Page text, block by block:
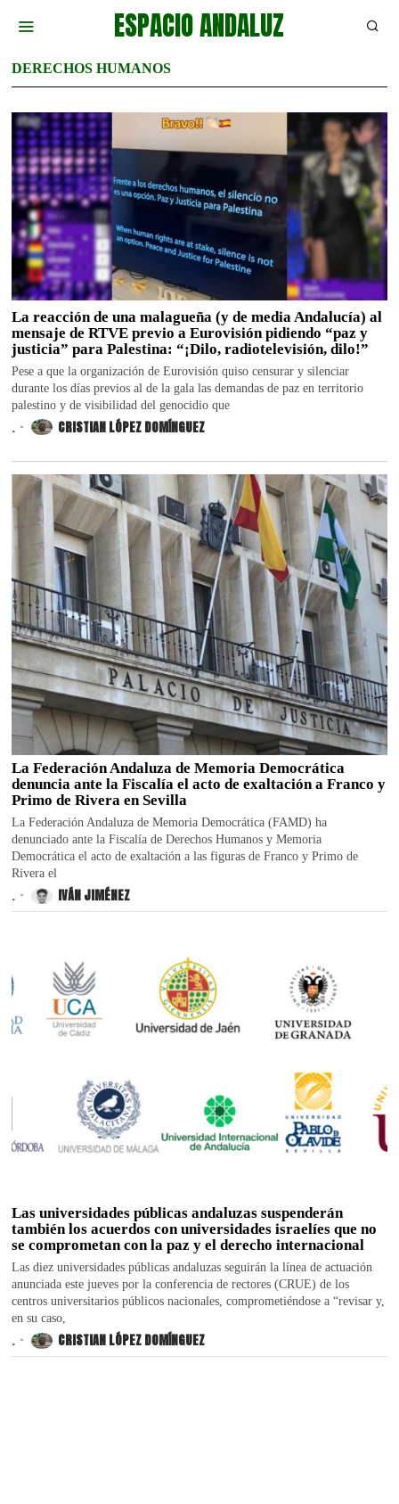
ESPACIO ANDALUZ
DERECHOS HUMANOS
La reacción de una malagueña (y de media Andalucía) al
mensaje de RTVE previo a Eurovisión pidiendo “paz y
justicia” para Palestina: “¡Dilo, radiotelevisión, dilo!”
Pese a que la organización de Eurovisión quiso censurar y silenciar
durante los días previos al de la gala las demandas de paz en territorio
palestino y de visibilidad del genocidio que
. CRISTIAN LÓPEZ DOMÍNGUEZ
La Federación Andaluza de Memoria Democrática
denuncia ante la Fiscalía el acto de exaltación a Franco y
Primo de Rivera en Sevilla
La Federación Andaluza de Memoria Democrática (FAMD) ha
denunciado ante la Fiscalía de Derechos Humanos y Memoria
Democrática el acto de exaltación a las figuras de Franco y Primo de
Rivera el
. IVÁN JIMÉNEZ
Las universidades públicas andaluzas suspenderán
también los acuerdos con universidades israelíes que no
se comprometan con la paz y el derecho internacional
Las diez universidades públicas andaluzas seguirán la línea de actuación
anunciada este jueves por la conferencia de rectores (CRUE) de los
centros universitarios públicos nacionales, comprometiéndose a “revisar y,
en su caso,
. CRISTIAN LÓPEZ DOMÍNGUEZ